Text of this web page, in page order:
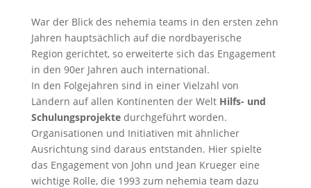
War der Blick des nehemia teams in den ersten zehn
Jahren hauptsächlich auf die nordbayerische
Region gerichtet, so erweiterte sich das Engagement
in den 90er Jahren auch international.
In den Folgejahren sind in einer Vielzahl von
Ländern auf allen Kontinenten der Welt Hilfs- und
Schulungsprojektedurchgeführt worden.
Organisationen und Initiativen mit ähnlicher
Ausrichtung sind daraus entstanden. Hier spielte
das Engagement von John und Jean Krueger eine
wichtige Rolle, die 1993 zum nehemia team dazu